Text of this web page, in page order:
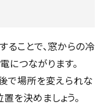
ことで、窓からの冷
につながります。
で場所を変えられな
を決めましょう。